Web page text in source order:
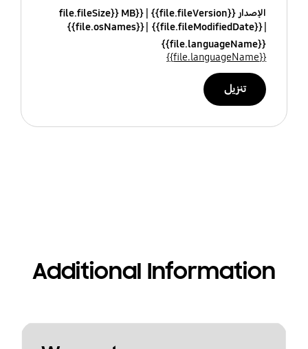
الإصدار {{file.fileVersion}}
{{file.fileSize}} MB
{{file.fileModifiedDate}}
{{file.osNames}}
{{file.languageName}}
{{file.languageName}}
تنزيل
Additional Information